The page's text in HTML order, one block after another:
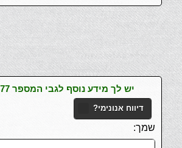
יש לך מידע נוסף לגבי המספר 02-7224377?
דיווח אנונימי?
שמך: